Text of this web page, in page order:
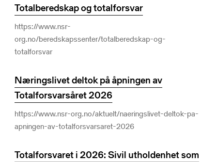
Totalberedskap og totalforsvar
https://www.nsr-
org.no/beredskapssenter/totalberedskap-og-
totalforsvar
Næringslivet deltok på åpningen av
Totalforsvarsåret 2026
https://www.nsr-org.no/aktuelt/naeringslivet-deltok-pa-
apningen-av-totalforsvarsaret-2026
Totalforsvaret i 2026: Sivil utholdenhet som